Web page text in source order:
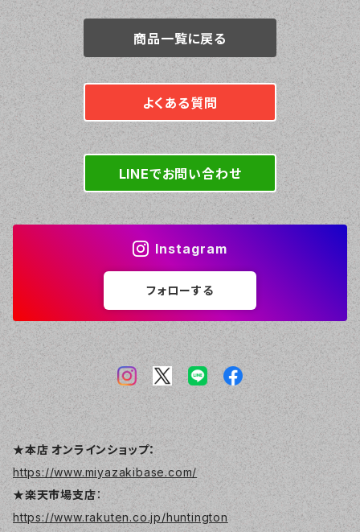
商品一覧に戻る
よくある質問
LINEでお問い合わせ
Instagram
フォローする
★本店 オンラインショップ：
https://www.miyazakibase.com/
★楽天市場支店：
https://www.rakuten.co.jp/huntington